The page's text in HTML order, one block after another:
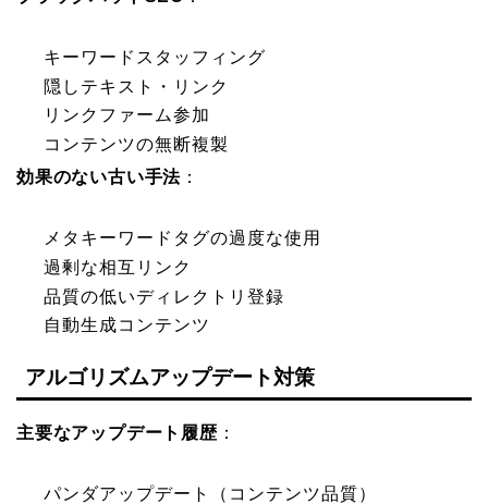
キーワードスタッフィング
隠しテキスト・リンク
リンクファーム参加
コンテンツの無断複製
効果のない古い手法 ：
メタキーワードタグの過度な使用
過剰な相互リンク
品質の低いディレクトリ登録
自動生成コンテンツ
アルゴリズムアップデート対策
主要なアップデート履歴：
パンダアップデート（コンテンツ品質）